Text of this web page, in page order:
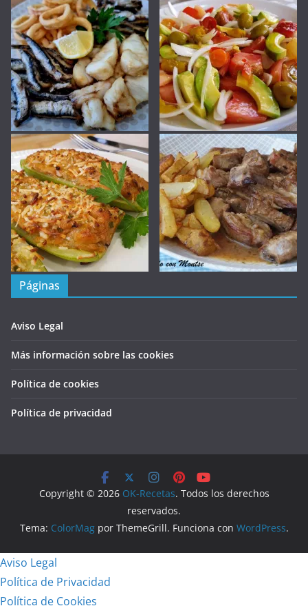
Páginas
Aviso Legal
Más información sobre las cookies
Política de cookies
Política de privacidad
Copyright © 2026 OK-Recetas. Todos los derechos
reservados.
Tema: ColorMagpor ThemeGrill. Funciona con WordPress.
Aviso Legal
Política de Privacidad
Política de Cookies